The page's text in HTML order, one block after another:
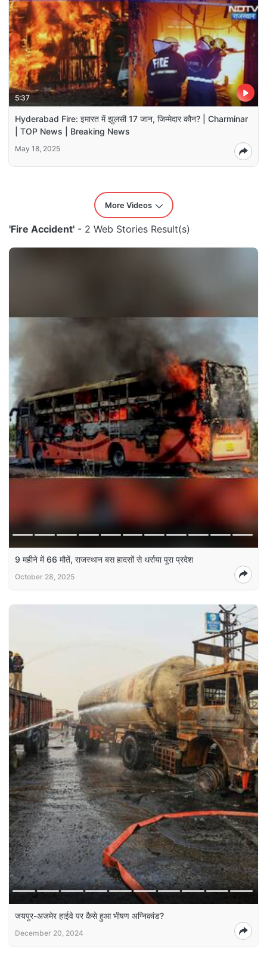
5:37
Hyderabad Fire: इमारत में झुलसी 17 जान, जिम्मेदार कौन? | Charminar
| TOP News | Breaking News
May 18, 2025
More Videos
'Fire Accident' - 2 Web Stories Result(s)
9 महीने में 66 मौतें, राजस्थान बस हादसों से थर्राया पूरा प्रदेश
October 28, 2025
जयपुर-अजमेर हाईवे पर कैसे हुआ भीषण अग्निकांड?
December 20, 2024